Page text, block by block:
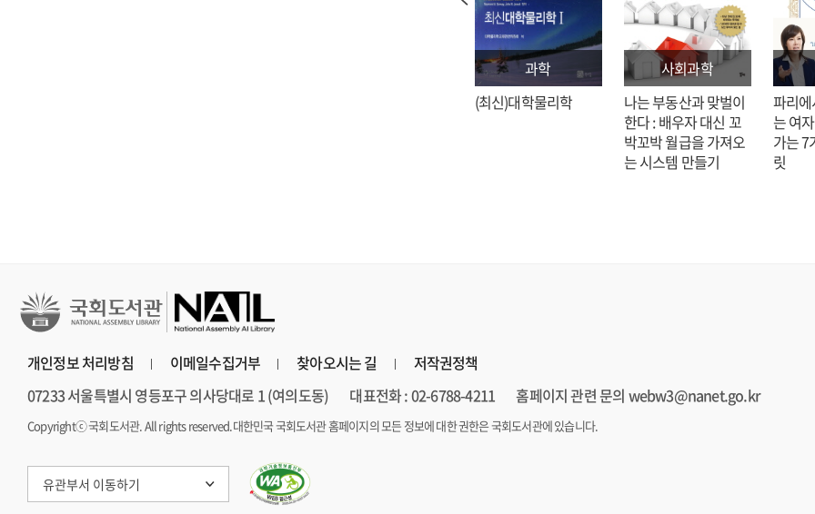
과학
(최신)대학물리학
사회과학
나는 부동산과 맞벌이
한다 : 배우자 대신 꼬
박꼬박 월급을 가져오
는 시스템 만들기
파리
는 여
가는 7
릿
개인정보 처리방침 이메일수집거부 찾아오시는 길
저작권정책
07233 서울특별시 영등포구 의사당대로 1 (여의도동)
대표전화 : 02-6788-4211 홈페이지 관련 문의 webw3@nanet.go.kr
Copyrightⓒ 국회도서관. All rights reserved.대한민국 국회도서관 홈페이지의 모든 정보에 대한 권한은 국회도서관에 있습니다.
유관부서 이동하기